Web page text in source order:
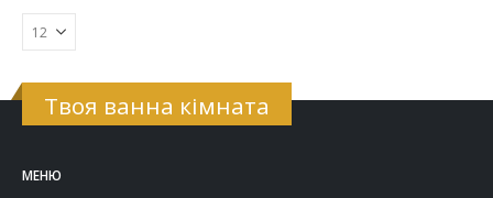
Твоя ванна кімната
МЕНЮ